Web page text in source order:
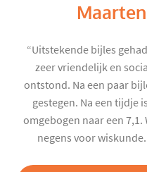
“Uitstekende bijles
zeer vriendelijk en
ontstond. Na een paar
gestegen. Na een tijdje
omgebogen naar een
negens voor